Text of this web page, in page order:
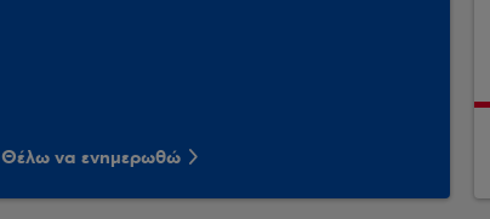
Θέλω να ενημερωθώ